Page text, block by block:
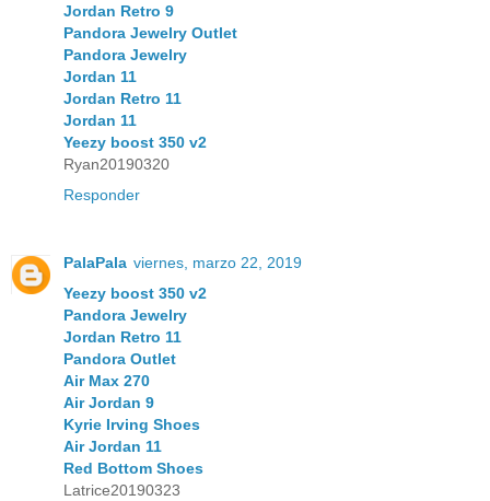
Jordan Retro 9
Pandora Jewelry Outlet
Pandora Jewelry
Jordan 11
Jordan Retro 11
Jordan 11
Yeezy boost 350 v2
Ryan20190320
Responder
PalaPala viernes, marzo 22, 2019
Yeezy boost 350 v2
Pandora Jewelry
Jordan Retro 11
Pandora Outlet
Air Max 270
Air Jordan 9
Kyrie Irving Shoes
Air Jordan 11
Red Bottom Shoes
Latrice20190323